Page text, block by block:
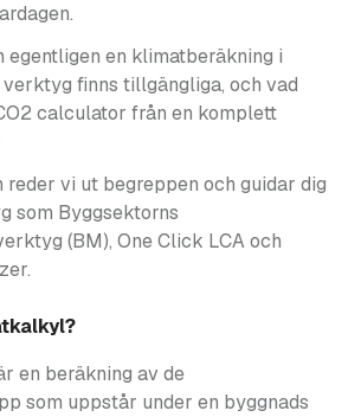
egentligen en klimatberäkning i
finns tillgängliga, och vad
calculator från en komplett
reder vi ut begreppen och guidar dig
som Byggsektorns
(BM), One Click LCA och
en beräkning av de
som uppstår under en byggnads